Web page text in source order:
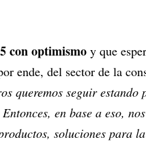
con optimismo y que
ende, del sector de la
queremos seguir estando
en base a eso,
soluciones para